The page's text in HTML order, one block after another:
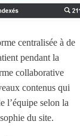
centralisée à de
pendant la
collaborative
contenus qui
l’équipe selon la
du site.